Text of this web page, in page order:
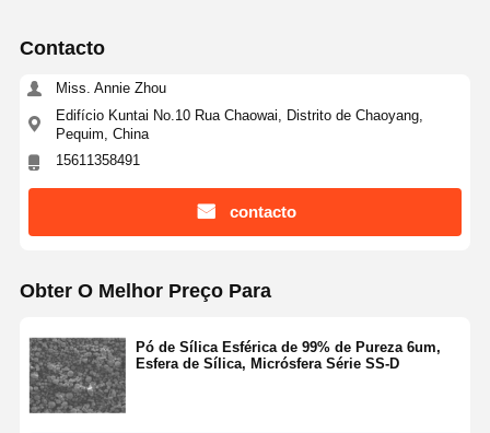
Qualidade
Microesferas ocas de sílica
Polvo de sílica esférica
Nanosferas de Sílica
Cosméticos de microesferas de sílica
Pó de nano sílica
Contacto
Miss. Annie Zhou
Edifício Kuntai No.10 Rua Chaowai, Distrito de Chaoyang,
Pequim, China
15611358491
contacto
Obter O Melhor Preço Para
Pó de Sílica Esférica de 99% de Pureza 6um,
Esfera de Sílica, Micrósfera Série SS-D